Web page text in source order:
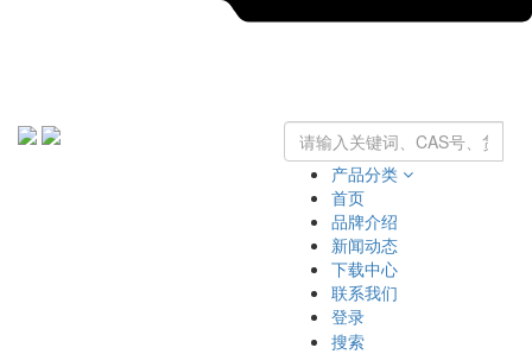
产品分类
首页
品牌介绍
新闻动态
下载中心
联系我们
登录
搜索